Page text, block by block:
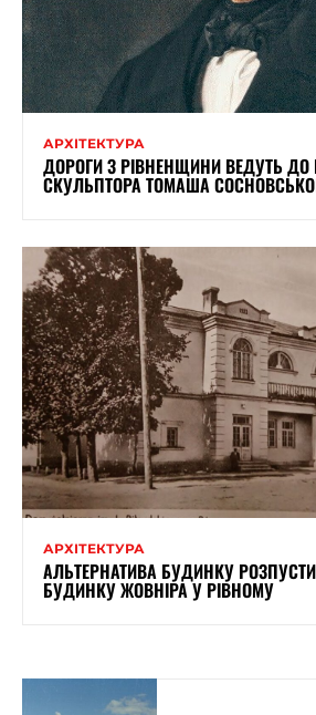
АРХІТЕКТУРА
ДОРОГИ З РІВНЕНЩИНИ ВЕДУТЬ ДО
СКУЛЬПТОРА ТОМАША
АРХІТЕКТУРА
АЛЬТЕРНАТИВА БУДИНКУ
БУДИНКУ ЖОВНІРА У РІВНОМУ